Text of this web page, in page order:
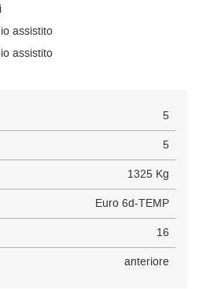
assistito
assistito
5
5
1325 Kg
Euro 6d-TEMP
16
anteriore